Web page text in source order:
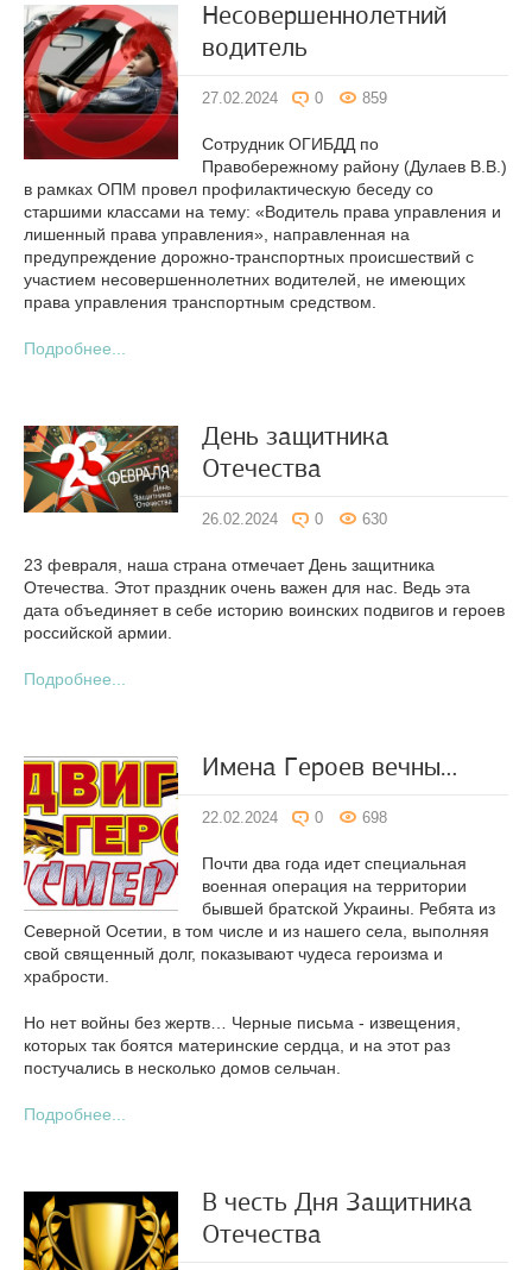
Несовершеннолетний
водитель
27.02.2024 0 859
Сотрудник ОГИБДД по
Правобережному району (Дулаев В.В.)
в рамках ОПМ провел профилактическую беседу со
старшими классами на тему: «Водитель права управления и
лишенный права управления», направленная на
предупреждение дорожно-транспортных происшествий с
участием несовершеннолетних водителей, не имеющих
права управления транспортным средством.
Подробнее...
День защитника
Отечества
26.02.2024 0 630
23 февраля, наша страна отмечает День защитника
Отечества. Этот праздник очень важен для нас. Ведь эта
дата объединяет в себе историю воинских подвигов и героев
российской армии.
Подробнее...
Имена Героев вечны…
22.02.2024 0 698
Почти два года идет специальная
военная операция на территории
бывшей братской Украины. Ребята из
Северной Осетии, в том числе и из нашего села, выполняя
свой священный долг, показывают чудеса героизма и
храбрости.
Но нет войны без жертв… Черные письма - извещения,
которых так боятся материнские сердца, и на этот раз
постучались в несколько домов сельчан.
Подробнее...
В честь Дня Защитника
Отечества